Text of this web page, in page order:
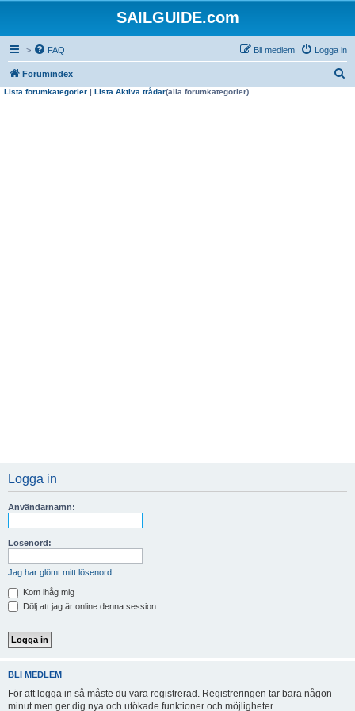
SAILGUIDE.com
> FAQ Logga in
Bli medlem
Forumindex
Lista forumkategorier | Lista Aktiva trådar(alla forumkategorier)
Logga in
Användarnamn:
Lösenord:
Jag har glömt mitt lösenord.
Kom ihåg mig
Dölj att jag är online denna session.
BLI MEDLEM
För att logga in så måste du vara registrerad. Registreringen tar bara någon
minut men ger dig nya och utökade funktioner och möjligheter.